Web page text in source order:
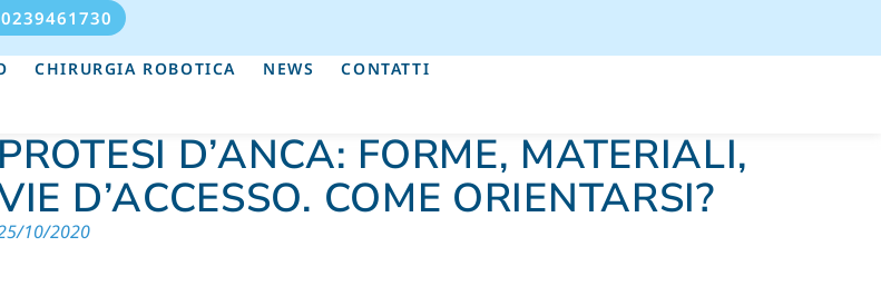
CHIRURGIA ROBOTICA NEWS CONTATTI
PROTESI D’ANCA: FORME, MATERIALI,
D’ACCESSO. COME ORIENTARSI?
10/2020